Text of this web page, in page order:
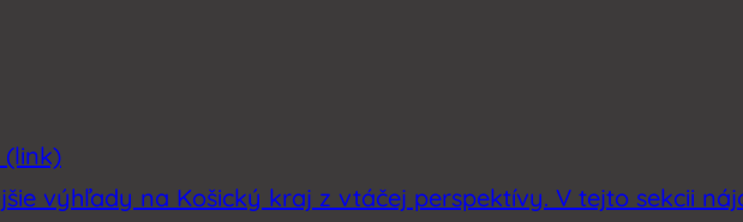
(link)
výhľady na Košický kraj z vtáčej perspektívy. V tejto sekcii